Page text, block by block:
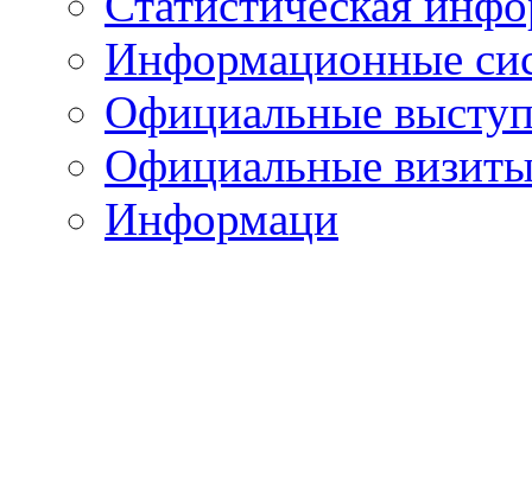
Информационные
Официальные
Официальные
Информаци